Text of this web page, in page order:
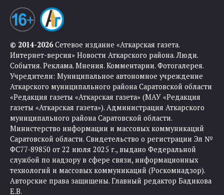
© 2014-2026Сетевое издание «Аткарская газета.
Интернет-версия» Новости Аткарского района. Люди.
События. Реклама. Мнения. Комментарии. Фотогалерея.
Учредители: Муниципальное автономное учреждение
Аткарского муниципального района Саратовской области
«Редакция газеты «Аткарская газета» (МАУ «Редакция
газеты «Аткарская газета»). Администрация Аткарского
муниципального района Саратовской области.
Министерство информации и массовых коммуникаций
Саратовской области. Свидетельство о регистрации Эл №
ФС77-89850 от 22 июля 2025 г., выдано Федеральной
службой по надзору в сфере связи, информационных
технологий и массовых коммуникаций (Роскомнадзор).
Авторские права защищены. Главный редактор Бадикова
Е.В.